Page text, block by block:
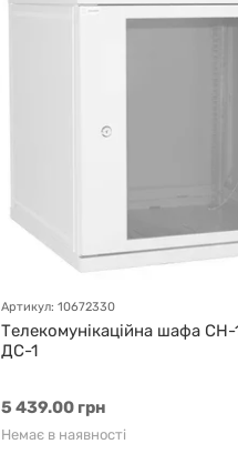
Артикул: 10672330
Телекомунікаційна шафа
ДС-1
5 439.00 грн
Немає в наявності